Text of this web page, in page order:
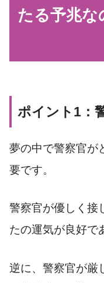
たる予兆な
ポイント1：
夢の中で警察官が
要です。
警察官が優しく接
たの運気が良好で
逆に、警察官が厳